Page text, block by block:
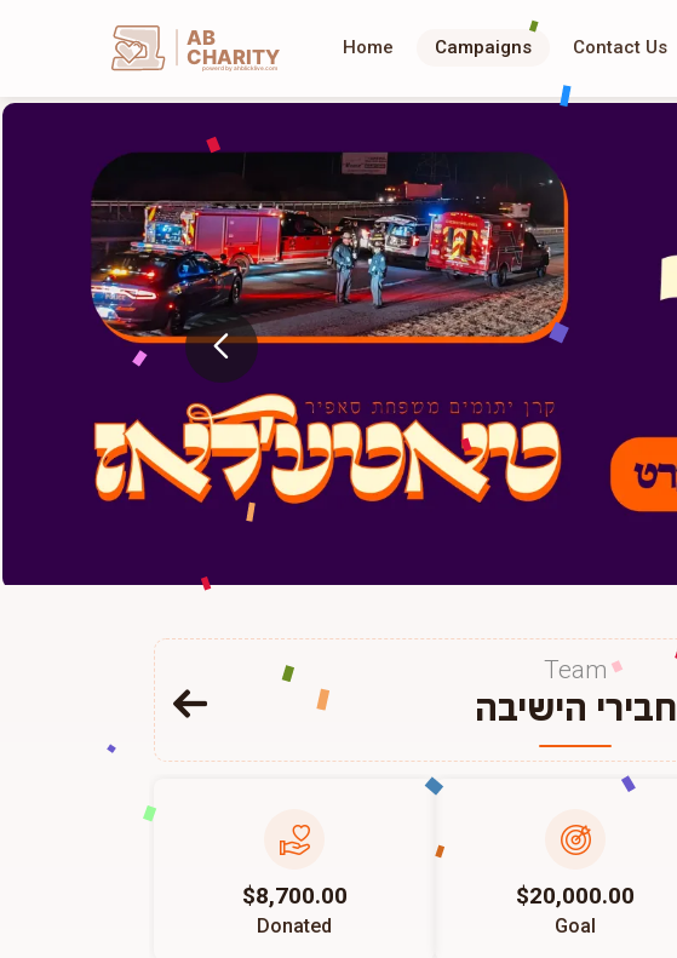
AB
CHARITY
powerd by ahblicklive.com
Home Campaigns Contact Us
Team
חבירי הישיבה
$8,700.00
Donated
$20,000.00
Goal